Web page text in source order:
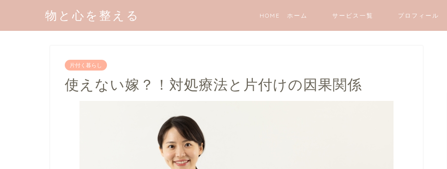
物と心を整える HOME ホーム サービス一覧 プロフィール
片付く暮らし
使えない嫁？！対処療法と片付けの因果関係